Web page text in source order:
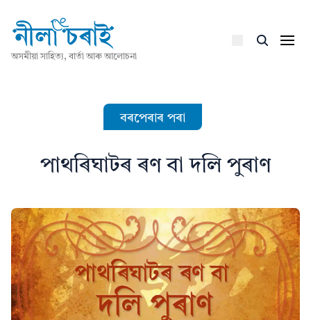
অসমীয়া সাহিত্য, বাৰ্তা আৰু আলোচনা
বৰপেৰাৰ পৰা
পাথৰিঘাটৰ ৰণ বা দলি পুৰাণ